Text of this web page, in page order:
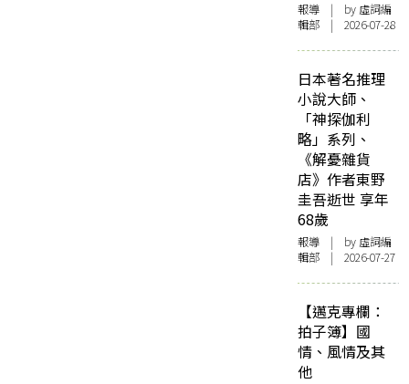
報導 | by 虛詞編
輯部 | 2026-07-28
日本著名推理
小說大師、
「神探伽利
略」系列、
《解憂雜貨
店》作者東野
圭吾逝世 享年
68歲
報導 | by 虛詞編
輯部 | 2026-07-27
【邁克專欄：
拍子簿】國
情、風情及其
他